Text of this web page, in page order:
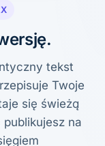
tekst
Twoje
się świeżą
na